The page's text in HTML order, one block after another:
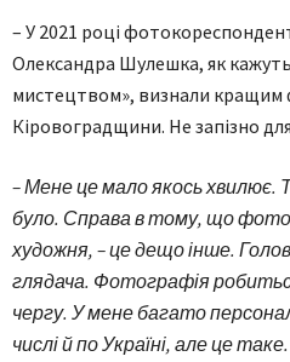
– У 2021 році
Олександра Шулешка, як
мистецтвом», визнали
Кіровоградщини. Не запізно
– Мене це мало якось хвилює.
було. Справа в тому, що
художня, – це дещо інше.
глядача. Фотографія
чергу. У мене багато
числі й по Україні, але це